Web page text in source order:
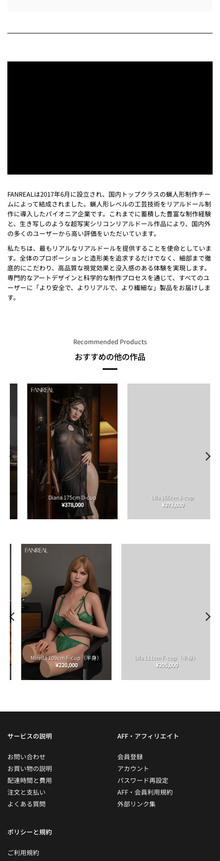
FANREALは2017年6月に設立され、国内トップクラスの蝋人形制作チー
ムによって結成されました。蝋人形レベルの工芸技術をリアルドール制
作に導入したパイオニア企業です。これまでに蓄積した豊富な制作経験
と、生き写しのような超写実シリコンリアルドール作品により、国内外
の多くのユーザーから高い評価をいただいています。
私たちは、最もリアルなリアルドールを提供することを使命としていま
す。全体のプロポーションと造形美を追求するだけでなく、細部まで徹
底的にこだわり、高品質な視覚効果と没入感のある体験を実現します。
専門的なアートデザインと科学的な制作プロセスを通じて、すべてのユ
ーザーに「より安全で、よりリアルで、より繊細な」製品をお届けしま
す。
Recommended Products
おすすめの他の作品
Diana 175cm D-cup
378,000
Lila 166cm J-cup
378,000
Mirella 109cm F-cup（半身）
¥
220,000
Lila 111cm F-cup（半身）
205,000
サービスの説明
お問い合わせ
お買い物の説明
配達時間と費用
注文と支払い
よくある質問
AFF・アフィリエイト
会員登録
アカウント
パスワード再設定
AFF・会員利用規約
外部リンク集
ポリシーと規約
ご利用規約